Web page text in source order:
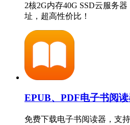
2核2G内存40G SSD云服务
址，超高性价比！
EPUB、PDF电子书阅
免费下载电子书阅读器，支持